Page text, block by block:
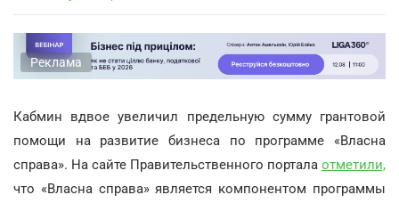
Реклама
Кабмин вдвое увеличил предельную сумму грантовой
помощи на развитие бизнеса по программе «Власна
справа». На сайте Правительственного портала отметили,
что «Власна справа» является компонентом программы